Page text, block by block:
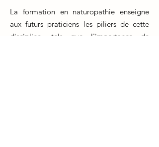
La formation en naturopathie enseigne
aux futurs praticiens les piliers de cette
discipline, tels que l'importance de